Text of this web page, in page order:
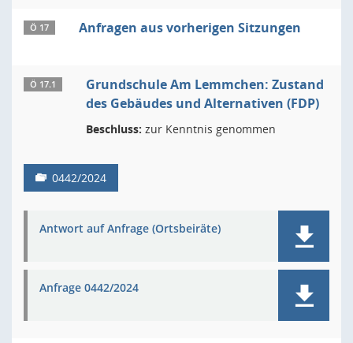
Ö 17 Anfragen aus vorherigen Sitzungen
Ö 17.1
Grundschule Am Lemmchen: Zustand
des Gebäudes und Alternativen (FDP)
Beschluss: zur Kenntnis genommen
0442/2024
Antwort auf Anfrage (Ortsbeiräte)
Anfrage 0442/2024